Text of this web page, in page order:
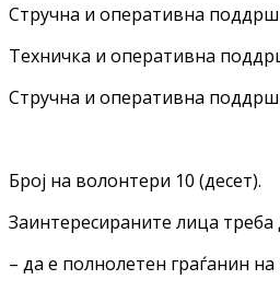
Стручна и оперативна
Техничка и оперативна
Стручна и оперативна
Број на волонтери 10 (десет).
Заинтересираните лица треба
– да е полнолетен граѓанин